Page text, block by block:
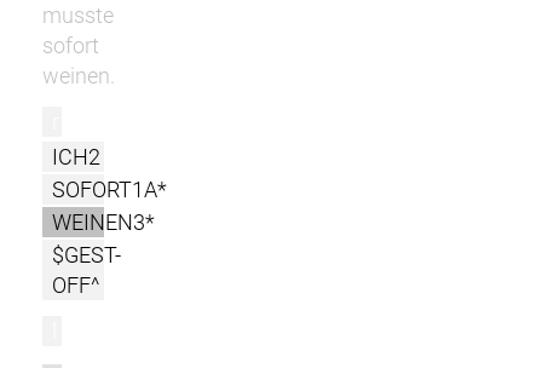
musste
sofort
weinen.
ICH2
SOFORT1A*
WEINEN3*
$GEST-
OFF^